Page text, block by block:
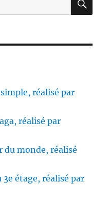
Stories,
réalisé
réalisé par
réalisé par
du monde, réalisé
3e étage, réalisé par